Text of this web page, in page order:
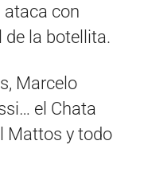
ataca con
la botellita.
Marcelo
el Chata
Mattos y todo